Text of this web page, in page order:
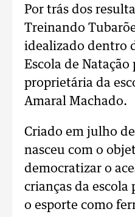
Por trás dos
Treinando
idealizado dentro
Escola de Natação
proprietária da
Amaral Machado.
Criado em julho
nasceu com o
democratizar o
crianças da
o esporte como